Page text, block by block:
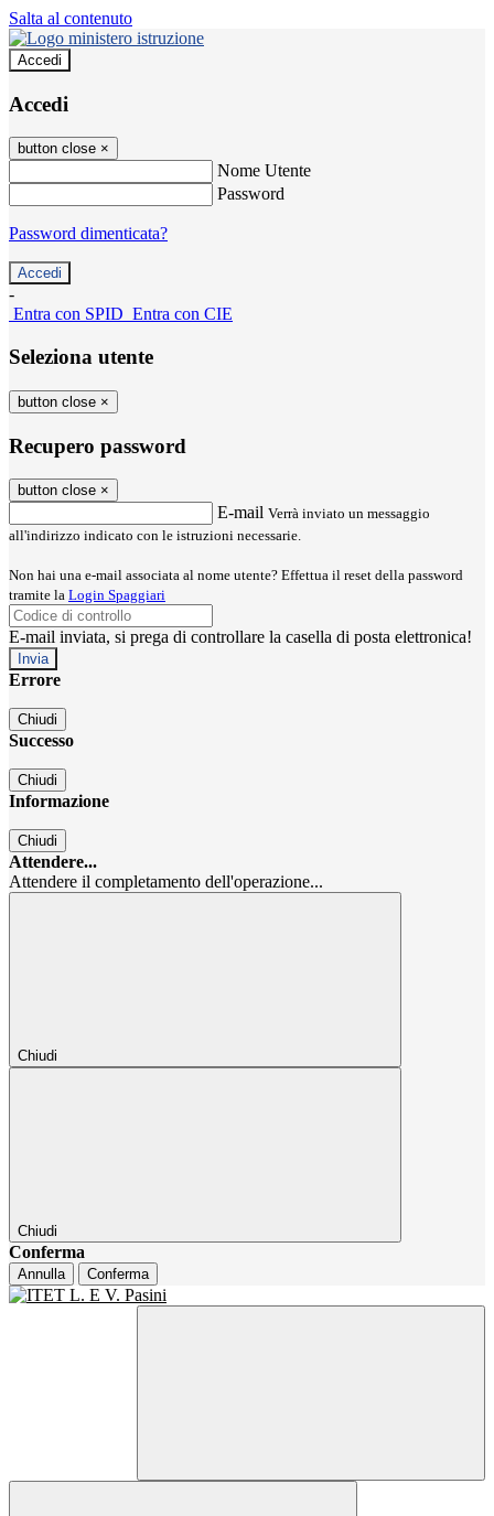
Salta al contenuto
Accedi
Accedi
button close ×
Nome Utente
Password
Password dimenticata?
-
Entra con SPID Entra con CIE
Seleziona utente
button close ×
Recupero password
button close ×
E-mail Verrà inviato un messaggio
all'indirizzo indicato con le istruzioni necessarie.
Non hai una e-mail associata al nome utente? Effettua il reset della password
tramite la Login Spaggiari
E-mail inviata, si prega di controllare la casella di posta elettronica!
Errore
Chiudi
Successo
Chiudi
Informazione
Chiudi
Attendere...
Attendere il completamento dell'operazione...
Chiudi
Chiudi
Conferma
Annulla Conferma